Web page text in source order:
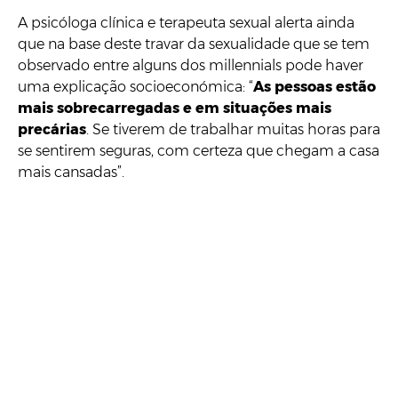
A psicóloga clínica e terapeuta sexual alerta ainda
que na base deste travar da sexualidade que se tem
observado entre alguns dos millennials pode haver
uma explicação socioeconómica: “As pessoas estão
mais sobrecarregadas e em situações mais
precárias. Se tiverem de trabalhar muitas horas para
se sentirem seguras, com certeza que chegam a casa
mais cansadas”.